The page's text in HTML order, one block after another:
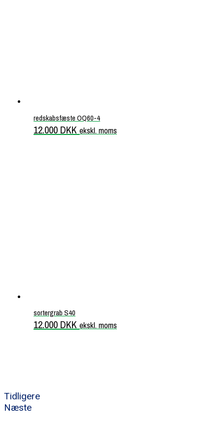
redskabsfæste OQ60-4
12.000 DKK ekskl. moms
sortergrab S40
12.000 DKK ekskl. moms
Tidligere
Næste